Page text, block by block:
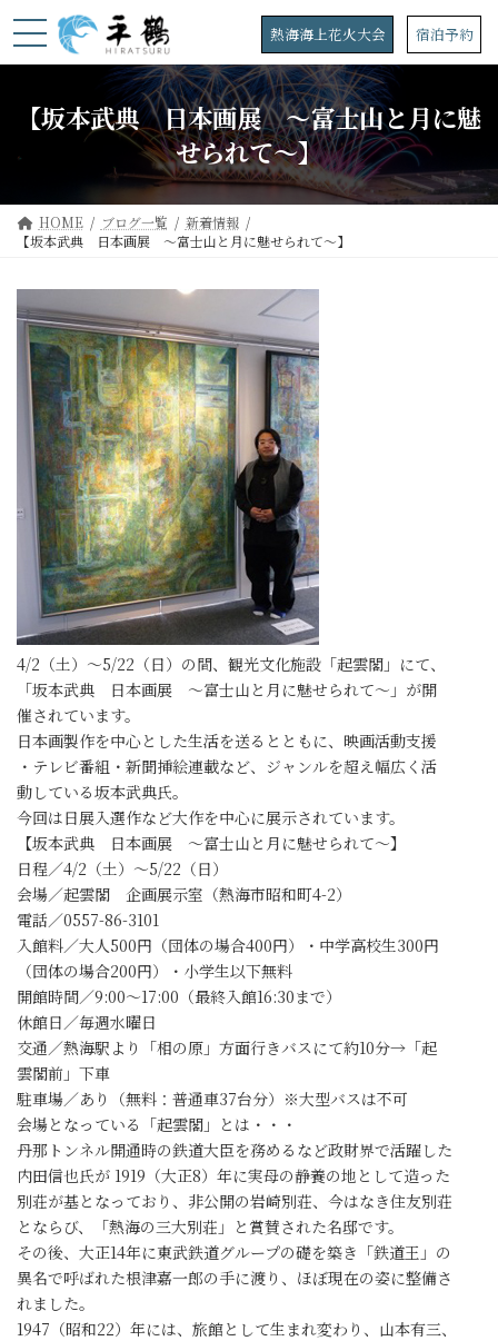
ン
プ
ビ
動
熱海海上花火大会 宿泊予約
【坂本武典 日本画展 ～富士山と月に魅
せられて～】
HOME ブログ一覧
新着情報
【坂本武典 日本画展 ～富士山と月に魅せられて～】
4/2（土）～5/22（日）の間、観光文化施設「起雲閣」にて、
「坂本武典 日本画展 ～富士山と月に魅せられて～」が開
催されています。
日本画製作を中心とした生活を送るとともに、映画活動支援
・テレビ番組・新聞挿絵連載など、ジャンルを超え幅広く活
動している坂本武典氏。
今回は日展入選作など大作を中心に展示されています。
【坂本武典 日本画展 ～富士山と月に魅せられて～】
日程／4/2（土）～5/22（日）
会場／起雲閣 企画展示室（熱海市昭和町4-2）
電話／0557-86-3101
入館料／大人500円（団体の場合400円）・中学高校生300円
（団体の場合200円）・小学生以下無料
開館時間／9:00～17:00（最終入館16:30まで）
休館日／毎週水曜日
交通／熱海駅より「相の原」方面行きバスにて約10分→「起
雲閣前」下車
駐車場／あり（無料：普通車37台分）※大型バスは不可
会場となっている「起雲閣」とは・・・
丹那トンネル開通時の鉄道大臣を務めるなど政財界で活躍した
内田信也氏が 1919（大正8）年に実母の静養の地として造った
別荘が基となっており、非公開の岩崎別荘、今はなき住友別荘
とならび、「熱海の三大別荘」と賞賛された名邸です。
その後、大正14年に東武鉄道グループの礎を築き「鉄道王」の
異名で呼ばれた根津嘉一郎の手に渡り、ほぼ現在の姿に整備さ
れました。
1947（昭和22）年には、旅館として生まれ変わり、山本有三、